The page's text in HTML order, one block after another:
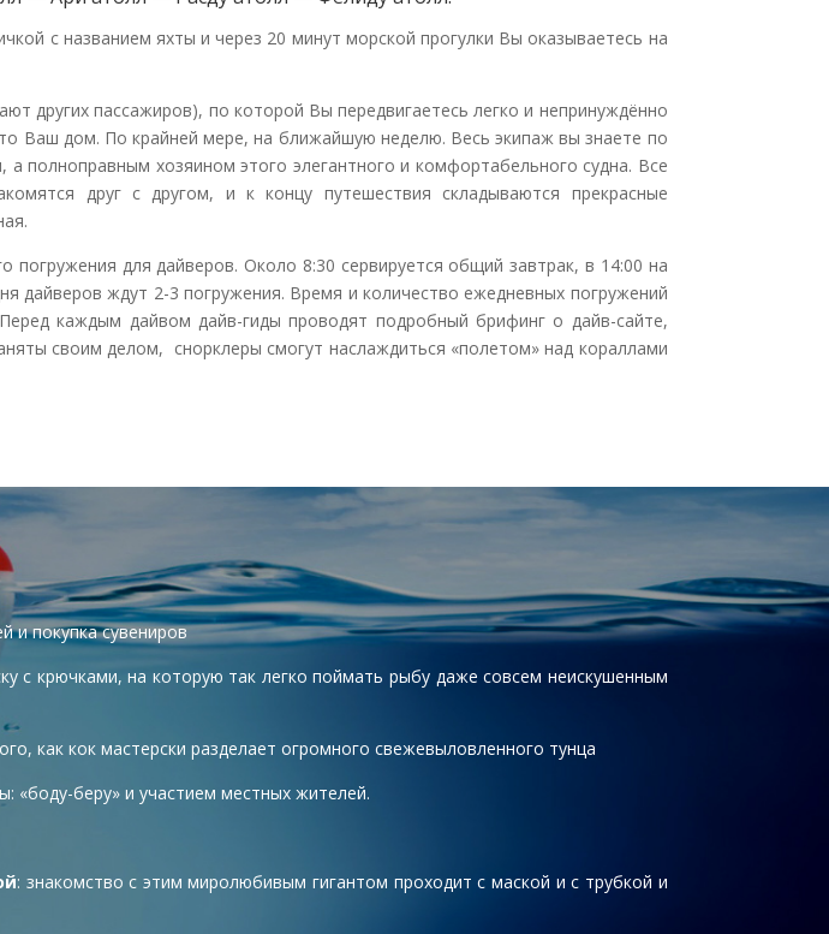
с названием яхты и через 20 минут морской прогулки Вы оказываетесь на
других пассажиров), по которой Вы передвигаетесь легко и непринуждённо
Ваш дом. По крайней мере, на ближайшую неделю. Весь экипаж вы знаете по
полноправным хозяином этого элегантного и комфортабельного судна. Все
друг с другом, и к концу путешествия складываются прекрасные
для дайверов. Около 8:30 сервируется общий завтрак, в 14:00 на
дайверов ждут 2-3 погружения. Время и количество ежедневных погружений
каждым дайвом дайв-гиды проводят подробный брифинг о дайв-сайте,
своим делом, снорклеры смогут наслаждиться «полетом» над кораллами
и покупка сувениров
с крючками, на которую так легко поймать рыбу даже совсем неискушенным
как кок мастерски разделает огромного свежевыловленного тунца
беру» и участием местных жителей.
: знакомство с этим миролюбивым гигантом проходит с маской и с трубкой и